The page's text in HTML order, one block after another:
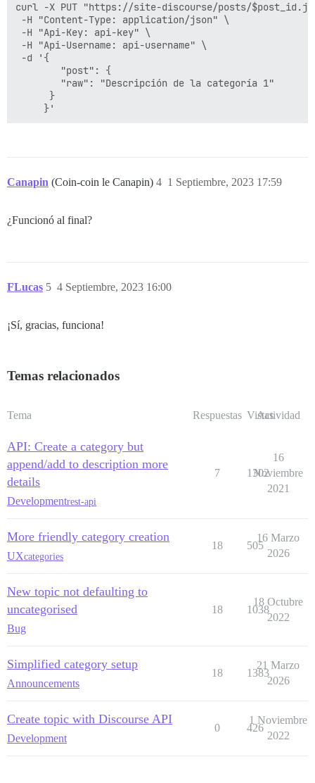
curl -X PUT "https://site-discourse/posts/
-H "Content-Type: application/json" \
-H "Api-Key: api-key" \
-H "Api-Username: api-username" \
-d '{
        "post": {
        "raw": "Descripción de la categoría 1"
      }
Canapin (Coin-coin le Canapin) 1 Septiembre, 2023 17:59
4
¿Funcionó al final?
FLucas 4 Septiembre, 2023 16:00
5
¡Sí, gracias, funciona!
Temas relacionados
Tema Respuestas Vistas
Actividad
API: Create a category but
append/add to description more
details
Developmentrest-api
7 1302
16
Noviembre
2021
More friendly category creation
UXcategories
18 505
16 Marzo
2026
New topic not defaulting to
uncategorised
Bug
18 1038
18 Octubre
2022
Simplified category setup
Announcements
18 1383
21 Marzo
2026
Create topic with Discourse API
Development
0 426
1 Noviembre
2022